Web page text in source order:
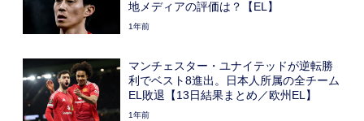
地メディアの評価は？【EL】
1年前
マンチェスター・ユナイテッドが逆転勝
利でベスト8進出。日本人所属の全チーム
EL敗退【13日結果まとめ／欧州EL】
1年前